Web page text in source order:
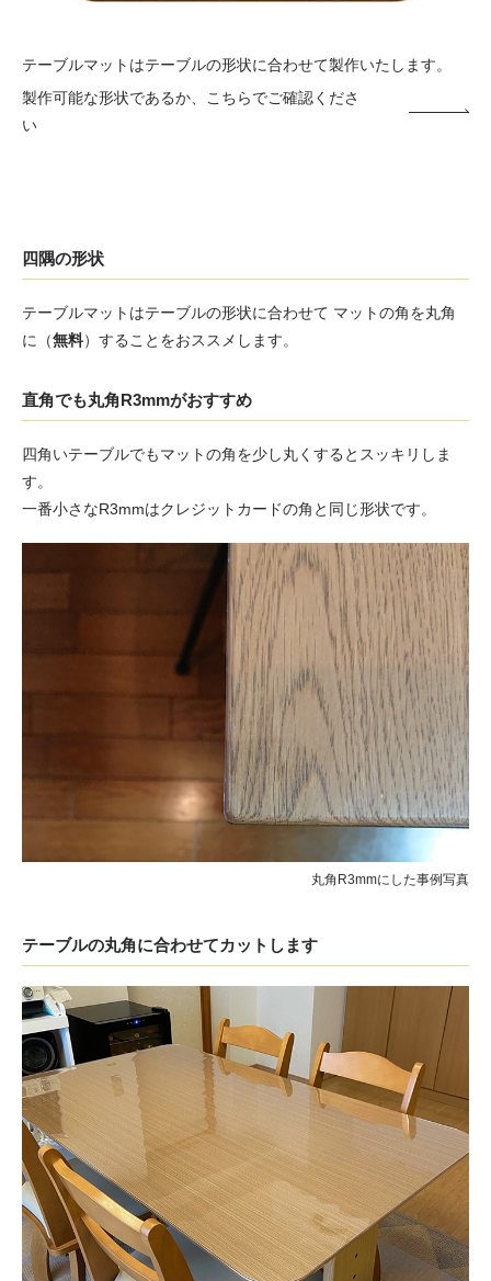
テーブルマットはテーブルの形状に合わせて製作いたします。
製作可能な形状であるか、こちらでご確認くださ
い
四隅の形状
テーブルマットはテーブルの形状に合わせて マットの角を丸角
に（無料）することをおススメします。
直角でも丸角R3mmがおすすめ
四角いテーブルでもマットの角を少し丸くするとスッキリしま
す。
一番小さなR3mmはクレジットカードの角と同じ形状です。
丸角R3mmにした事例写真
テーブルの丸角に合わせてカットします